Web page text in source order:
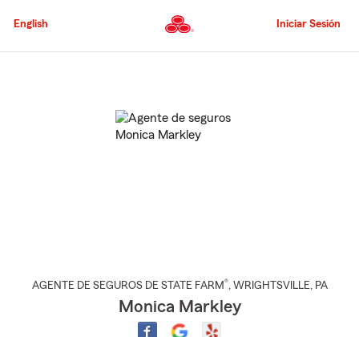
al
principal
English Iniciar Sesión
AGENTE DE SEGUROS DE STATE FARM®, WRIGHTSVILLE, PA
Monica Markley